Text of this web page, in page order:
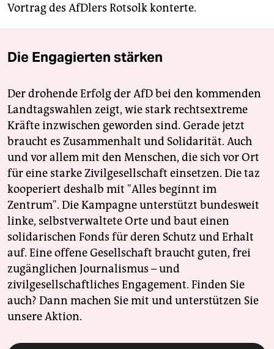
Vortrag des AfDlers Rotsolk konterte.
Die Engagierten stärken
Der drohende Erfolg der AfD bei den kommenden
Landtagswahlen zeigt, wie stark rechtsextreme
Kräfte inzwischen geworden sind. Gerade jetzt
braucht es Zusammenhalt und Solidarität. Auch
und vor allem mit den Menschen, die sich vor Ort
für eine starke Zivilgesellschaft einsetzen. Die taz
kooperiert deshalb mit "Alles beginnt im
Zentrum". Die Kampagne unterstützt bundesweit
linke, selbstverwaltete Orte und baut einen
solidarischen Fonds für deren Schutz und Erhalt
auf. Eine offene Gesellschaft braucht guten, frei
zugänglichen Journalismus – und
zivilgesellschaftliches Engagement. Finden Sie
auch? Dann machen Sie mit und unterstützen Sie
unsere Aktion.